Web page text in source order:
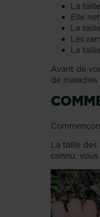
La
Elle
La
Les
La
Avant de
de
La taille
connu,